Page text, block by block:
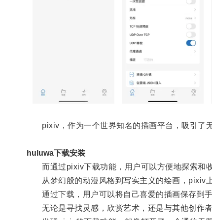
pixiv，作为一个世界知名的插画平台，吸引了无
huluwa下载安装
而通过pixiv下载功能，用户可以方便地探索和收
从梦幻般的动漫风格到写实主义的绘画，pixiv上
通过下载，用户可以将自己喜爱的插画保存到手
无论是寻找灵感，欣赏艺术，还是与其他创作者